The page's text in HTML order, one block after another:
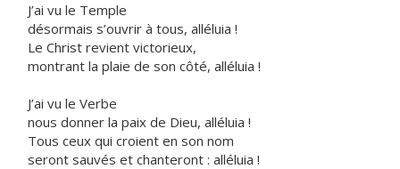
J’ai vu le Temple
désormais s’ouvrir à tous, alléluia !
Le Christ revient victorieux,
montrant la plaie de son côté, alléluia !
J’ai vu le Verbe
nous donner la paix de Dieu, alléluia !
Tous ceux qui croient en son nom
seront sauvés et chanteront : alléluia !